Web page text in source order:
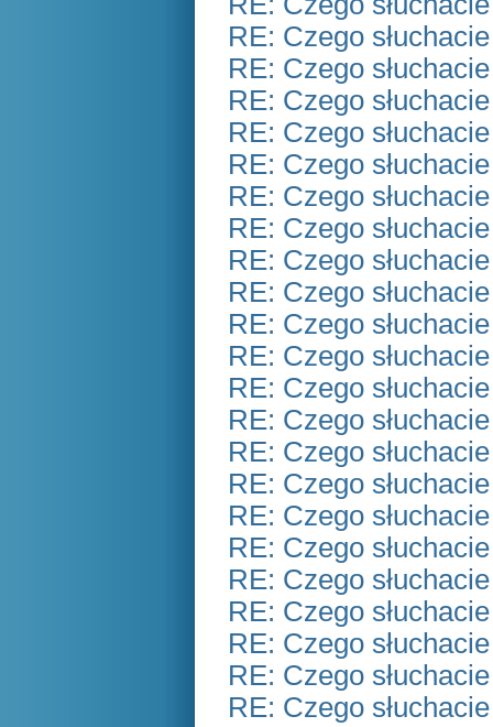
RE: Czego
RE: Czego
RE: Czego
RE: Czego
RE: Czego
RE: Czego
RE: Czego
RE: Czego
RE: Czego
RE: Czego
RE: Czego
RE: Czego
RE: Czego
RE: Czego
RE: Czego
RE: Czego
RE: Czego
RE: Czego
RE: Czego
RE: Czego
RE: Czego
RE: Czego